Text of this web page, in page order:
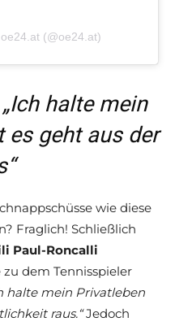
(@oe24.at)
„Ich halte mein
es geht aus der
wie diese
Fraglich! Schließlich
Paul-Roncalli
dem Tennisspieler
halte mein Privatleben
raus.“Jedoch